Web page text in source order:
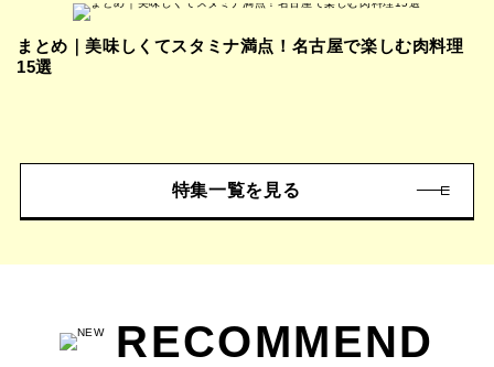
まとめ｜美味しくてスタミナ満点！名古屋で楽しむ肉料理
15選
特集一覧を見る
RECOMMEND